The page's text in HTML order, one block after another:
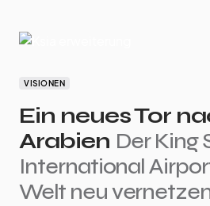
VISIONEN
Ein neues Tor
Arabien Der King
International
Welt neu